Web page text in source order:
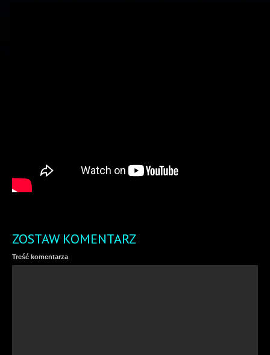
ZOSTAW KOMENTARZ
Treść komentarza